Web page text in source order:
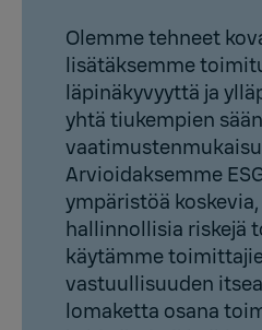
Olemme tehneet
lisätäksemme
läpinäkyvyyttä ja
yhtä tiukempien
Arvioidaksemme
ympäristöä
hallinnollisia riskejä
käytämme
vastuullisuuden
lomaketta osana